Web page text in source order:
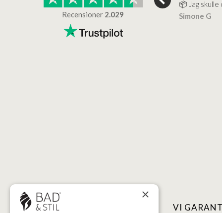
Recensioner 2.029
Bad og Stil
våra kunders önskemål. Ett
samtal…
Hanoch VVS
📦 Jag
Simone G
NYTTIGA LÄNKAR VI
×